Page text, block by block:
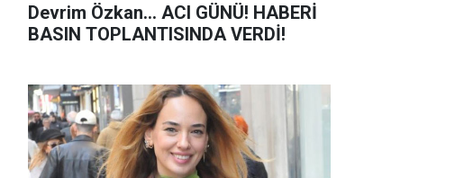
Devrim Özkan... ACI GÜNÜ! HABERİ
BASIN TOPLANTISINDA VERDİ!